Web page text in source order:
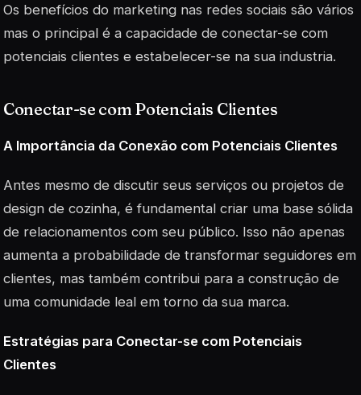
Os benefícios do marketing nas redes sociais são vários
mas o principal é a capacidade de conectar-se com
potenciais clientes e estabelecer-se na sua industria.
Conectar-se com Potenciais Clientes
A Importância da Conexão com Potenciais Clientes
Antes mesmo de discutir seus serviços ou projetos de
design de cozinha, é fundamental criar uma base sólida
de relacionamentos com seu público. Isso não apenas
aumenta a probabilidade de transformar seguidores em
clientes, mas também contribui para a construção de
uma comunidade leal em torno da sua marca.
Estratégias para Conectar-se com Potenciais
Clientes